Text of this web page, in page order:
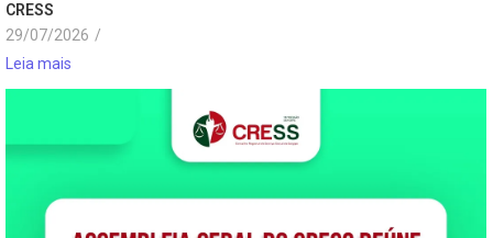
CRESS
29/07/2026 /
Leia mais